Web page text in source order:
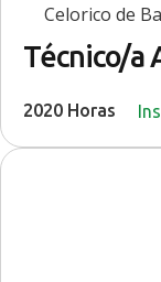
Celorico de
Técnico/a
2020 Horas